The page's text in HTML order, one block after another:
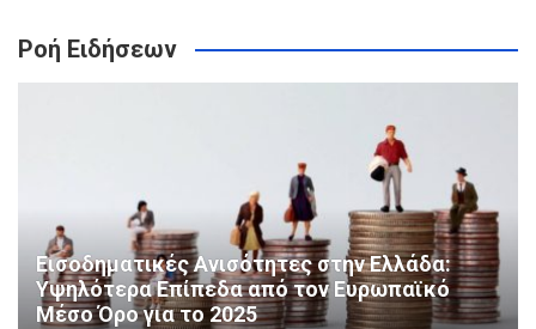
Ροή Ειδήσεων
Εισοδηματικές Ανισότητες στην Ελλάδα:
Υψηλότερα Επίπεδα από τον Ευρωπαϊκό
Μέσο Όρο για το 2025